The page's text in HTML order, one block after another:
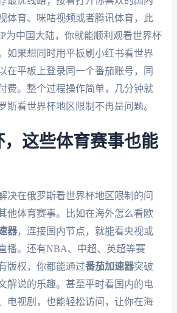
体育、咪咕视频或者腾讯体育，此
为中国大陆，你就能顺利观看世界杯
如果想同时用平板刷小红书看世界
在平板上登录同一个番茄账号，同
费。整个过程操作简单，几分钟就
斯看世界杯地区限制不再是问题。
，这些体育赛事也能
决在俄罗斯看世界杯地区限制的问
他体育赛事。比如在海外怎么看欧
器，连接国内节点，就能看央视或
播。还有NBA、中超、英超等赛
版权，你都能通过番茄加速器突破
解说的乐趣。甚至平时看国内的电
电视剧，也能轻松访问，让你在海